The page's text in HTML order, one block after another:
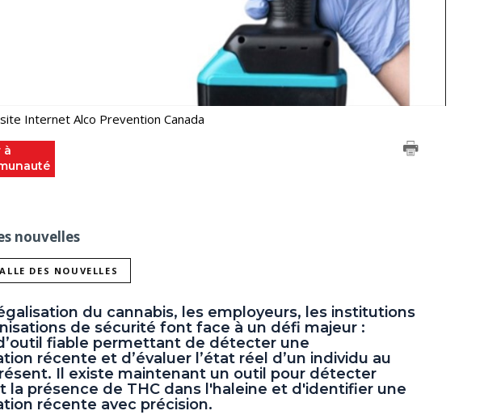
Internet Alco Prevention Canada
à
nouvelles
DES NOUVELLES
du cannabis, les employeurs, les institutions
de sécurité font face à un défi majeur :
d’outil fiable permettant de détecter une
récente et d’évaluer l’état réel d’un individu au
Il existe maintenant un outil pour détecter
la présence de THC dans l'haleine et d'identifier une
récente avec précision.